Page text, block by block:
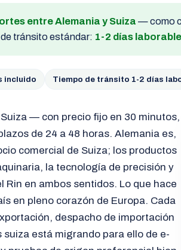
entre Alemania y Suiza — como
tránsito estándar: 1-2 días
incluido Tiempo de tránsito 1-2 días
— con precio fijo en 30 minutos,
de 24 a 48 horas. Alemania es,
comercial de Suiza; los productos
la tecnología de precisión y
Rin en ambos sentidos. Lo que hace
en pleno corazón de Europa. Cada
despacho de importación
está migrando para ello de e-